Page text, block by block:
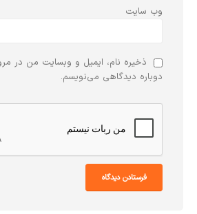
وب‌ سایت
ذخیره نام، ایمیل و وبسایت من در
دوباره دیدگاهی می‌نویسم.